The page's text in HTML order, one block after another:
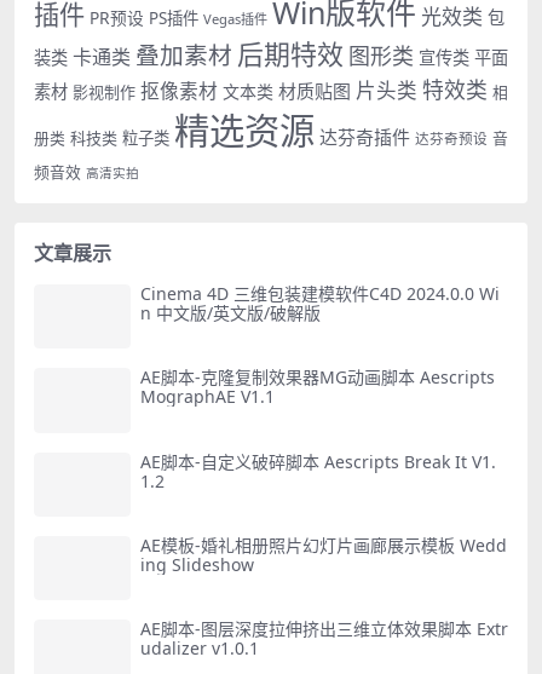
插件 PR预设 PS插件 Vegas插件 Win版软件 光效类 包
装类 卡通类 叠加素材 后期特效 图形类 宣传类 平面
素材 影视制作 抠像素材 文本类 材质贴图 片头类 特效类 相
册类 科技类 粒子类 精选资源 达芬奇插件 达芬奇预设 音
频音效 高清实拍
文章展示
Cinema 4D 三维包装建模软件C4D 2024.0.0 Wi
n 中文版/英文版/破解版
AE脚本-克隆复制效果器MG动画脚本 Aescripts
MographAE V1.1
AE脚本-自定义破碎脚本 Aescripts Break It V1.
1.2
AE模板-婚礼相册照片幻灯片画廊展示模板 Wedd
ing Slideshow
AE脚本-图层深度拉伸挤出三维立体效果脚本 Extr
udalizer v1.0.1